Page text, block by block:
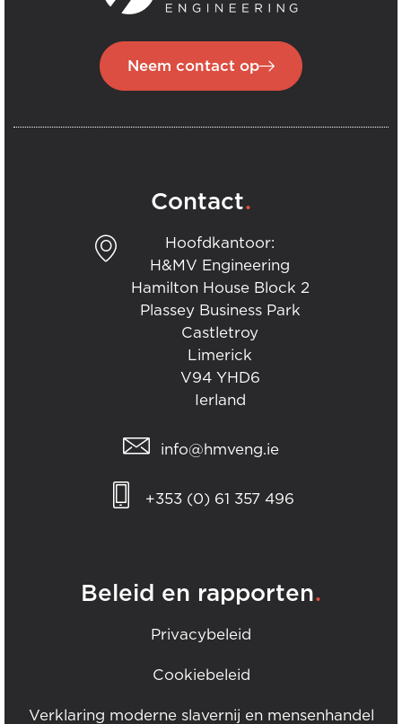
Neem contact op
Contact.
Hoofdkantoor:
H&MV Engineering
Hamilton House Block 2
Plassey Business Park
Castletroy
Limerick
V94 YHD6
Ierland
info@hmveng.ie
+353 (0) 61 357 496
Beleid en rapporten.
Privacybeleid
Cookiebeleid
Verklaring moderne slavernij en mensenhandel